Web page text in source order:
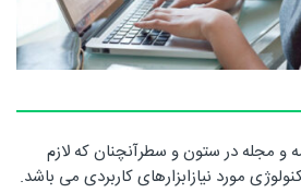
و مجله در ستون و سطرآنچنان که لازم
مورد نیازابزارهای کاربردی می باشد.